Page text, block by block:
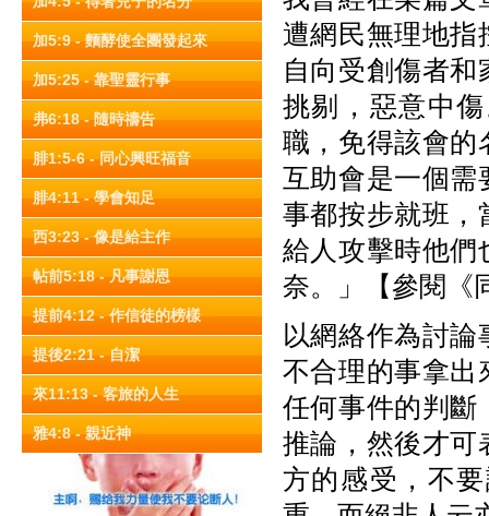
加5:9 - 麵酵使全團發起來
加5:25 - 靠聖靈行事
弗6:18 - 隨時禱告
腓1:5-6 - 同心興旺福音
腓4:11 - 學會知足
西3:23 - 像是給主作
帖前5:18 - 凡事謝恩
提前4:12 - 作信徒的榜樣
提後2:21 - 自潔
來11:13 - 客旅的人生
雅4:8 - 親近神
遭網民無理地指
自向受創傷者
挑剔，惡意中
職，免得該會的
互助會是一個需
事都按步就班，
給人攻擊時他們
奈。」【參閱《
以網絡作為討
不合理的事拿出
任何事件的判斷
推論，然後才可
方的感受，不